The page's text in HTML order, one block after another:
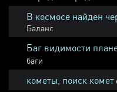
В космосе найден
Баланс
Баг видимости
баги
кометы, поиск комет